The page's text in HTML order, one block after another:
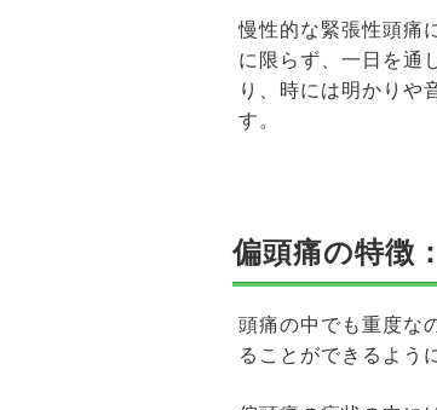
慢性的な緊張性頭痛
に限らず、一日を通
り、時には明かりや
す。
偏頭痛の特徴：
頭痛の中でも重度な
ることができるよう